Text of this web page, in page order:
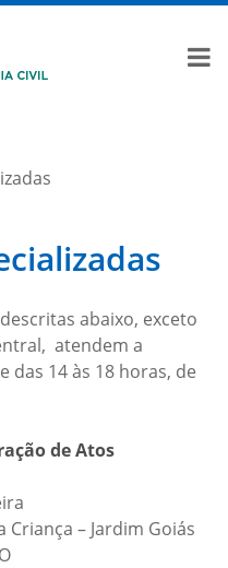
abaixo, exceto
atendem a
das 14 às 18 horas, de
de Atos
Criança – Jardim Goiás